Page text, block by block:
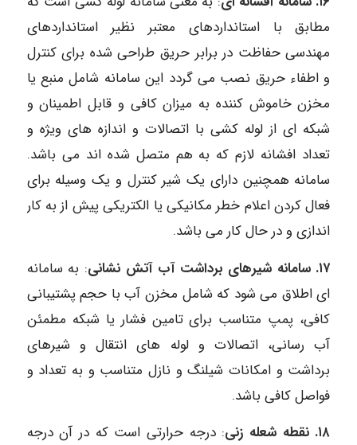
مطابق با استانداردهای معتبر نظیر استانداردهای
مهندسی حفاظت در برابر حریق طراحی شده برای کنترل
و اطفاء حریق نصب می گردد این سامانه شامل منبع یا
مخزن خاموش کننده به میزان کافی و قابل اطمینان و
شبکه ای از لوله کشی با اتصالات و اندازه های ویژه و
تعداد افشانه لازم که به هم متصل شده اند می باشد.
سامانه همچنین دارای یک شیر کنترل و یک وسیله برای
فعال کردن اعلام خطر مکانیکی یا الکتریکی پیش از به کار
اندازی و در حال کار می باشد.
۱۷. سامانه شیرهای برداشت آب آتش نشانی
: به سامانه
ای اطلاق می شود که شامل مخزن آب با حجم پشتیبانی
کافی، پمپ متناسب برای تامین فشار یا شبکه مطمئن
آب رسانی، اتصالات و لوله های انتقال و شیرهای
برداشت و امکانات شیلنگ و نازل متناسب و به تعداد و
فواصل کافی باشد.
۱۸. نقطه شعله زنی
: درجه حرارتی است که در آن درجه